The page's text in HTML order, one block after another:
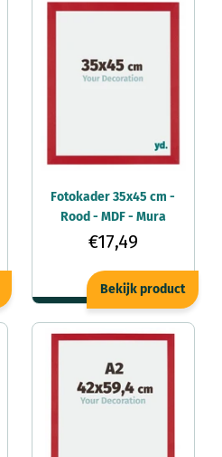
Fotokader 35x45 cm -
Rood - MDF - Mura
€17,49
Bekijk product